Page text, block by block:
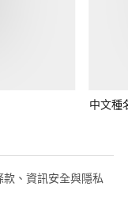
中文種
款、資訊安全與隱私